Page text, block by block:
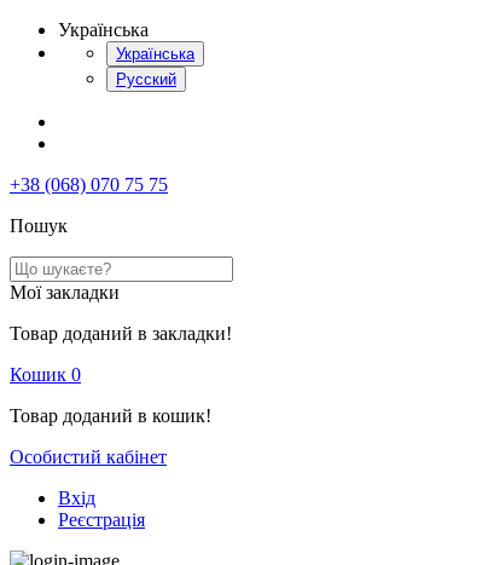
Українська
Українська
Русский
+38 (068) 070 75 75
Пошук
Мої закладки
Товар доданий в закладки!
Кошик 0
Товар доданий в кошик!
Особистий кабінет
Вхід
Реєстрація